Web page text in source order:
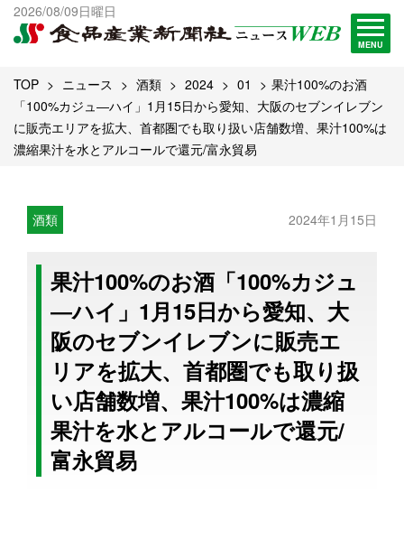
2026/08/09日曜日
MENU
出版物一覧へ
試読・購読申し込み
TOP ニュース 酒類 2024 01
果汁100%のお酒
「100%カジュ―ハイ」1月15日から愛知、大阪のセブンイレブン
に販売エリアを拡大、首都圏でも取り扱い店舗数増、果汁100%は
濃縮果汁を水とアルコールで還元/富永貿易
酒類 2024年1月15日
果汁100%のお酒「100%カジュ
―ハイ」1月15日から愛知、大
阪のセブンイレブンに販売エ
リアを拡大、首都圏でも取り扱
い店舗数増、果汁100%は濃縮
果汁を水とアルコールで還元/
富永貿易